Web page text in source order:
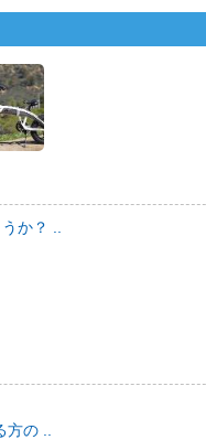
か？ ..
の ..